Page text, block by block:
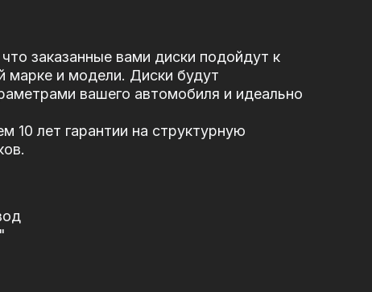
заказанные вами диски подойдут к
марке и модели. Диски будут
вашего автомобиля и идеально
10 лет гарантии на структурную